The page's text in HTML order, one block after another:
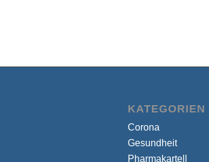
KATEGORIEN
Corona
Gesundheit
Pharmakartell